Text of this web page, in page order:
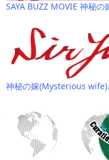
SAYA BUZZ MOVIE 神秘
神秘の嫁(Mysterious wife)